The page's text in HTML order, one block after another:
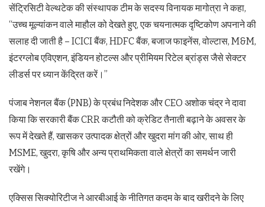
सेंट्रिसिटी वेल्थटेक की संस्थापक टीम के सदस्य विनायक मागोत्रा ने कहा,
“उच्च मूल्यांकन वाले माहौल को देखते हुए, एक चयनात्मक दृष्टिकोण अपनाने की
सलाह दी जाती है – ICICI बैंक, HDFC बैंक, बजाज फाइनेंस, वोल्टास, M&M,
इंटरग्लोब एविएशन, इंडियन होटल्स और प्रीमियम रिटेल ब्रांड्स जैसे सेक्टर
लीडर्स पर ध्यान केंद्रित करें।”
पंजाब नेशनल बैंक (PNB) के प्रबंध निदेशक और CEO अशोक चंद्र ने दावा
किया कि सरकारी बैंक CRR कटौती को क्रेडिट तैनाती बढ़ाने के अवसर के
रूप में देखते हैं, खासकर उत्पादक क्षेत्रों और खुदरा मांग की ओर, साथ ही
MSME, खुदरा, कृषि और अन्य प्राथमिकता वाले क्षेत्रों का समर्थन जारी
रखेंगे।
एक्सिस सिक्योरिटीज ने आरबीआई के नीतिगत कदम के बाद खरीदने के लिए